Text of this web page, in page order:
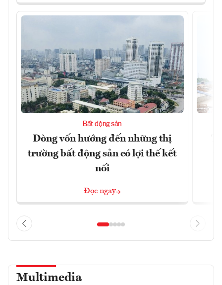
Bất động sản
Dòng vốn hướng đến những thị
trường bất động sản có lợi thế kết
nối
Đọc ngay
Multimedia